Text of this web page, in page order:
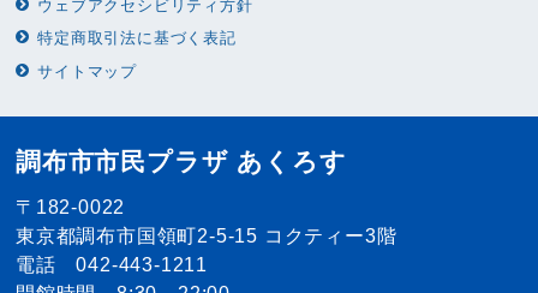
ウェブアクセシビリティ方針
特定商取引法に基づく表記
サイトマップ
調布市市民プラザ あくろす
〒182-0022
東京都調布市国領町2-5-15 コクティー3階
電話 042-443-1211